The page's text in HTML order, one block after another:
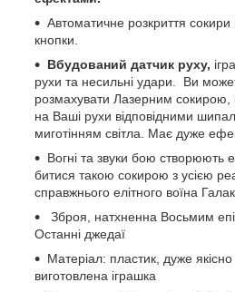
Автоматичне розкриття сокири
кнопки.
Вбудований датчик руху,
рухи та несильні удари. Ви
розмахувати Лазерним сокирою,
на Ваші рухи відповідними
миготінням світла. Має дуже
Вогні та звуки бою створюють
битися такою сокирою з усією
справжнього елітного воїна
Зброя, натхненна Восьмим
Останні джедаї
Матеріал: пластик, дуже
виготовлена іграшка